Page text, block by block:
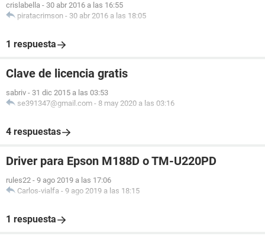
crislabella - 30 abr 2016 a las 16:55
piratacrimson - 30 abr 2016 a las 18:05
1 respuesta
Clave de licencia gratis
sabriv - 31 dic 2015 a las 03:53
se391347@gmail.com - 8 may 2020 a las 03:16
4 respuestas
Driver para Epson M188D o TM-U220PD
rules22 - 9 ago 2019 a las 17:06
Carlos-vialfa - 9 ago 2019 a las 18:15
1 respuesta